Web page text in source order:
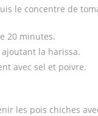
le concentre de
20 minutes.
la harissa.
avec sel et poivre.
les pois chiches